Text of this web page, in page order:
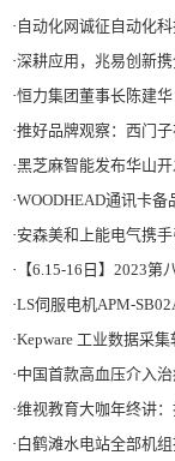
· 自动化网诚征自动化
·深耕应用，兆易创新
·恒力集团董事长陈建华：致力于打造全球
·推好品牌观察：西门子
·黑芝麻智能发布华山
·WOODHEAD通讯卡备品备
·安森美和上能电气携手引领可持续能源
· 【6.15-16日】2023
·LS伺服电机APM-
·Kepware 工业数据采
·中国首款高血压介入
·维视教育大咖年终讲
·白鹤滩水电站全部机组投产发电 世界最大